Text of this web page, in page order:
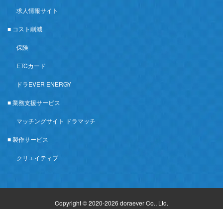
求人情報サイト
■ コスト削減
保険
ETCカード
ドラEVER ENERGY
■ 業務支援サービス
マッチングサイト ドラマッチ
■ 製作サービス
クリエイティブ
Copyright © 2020-2026 doraever Co., Ltd.